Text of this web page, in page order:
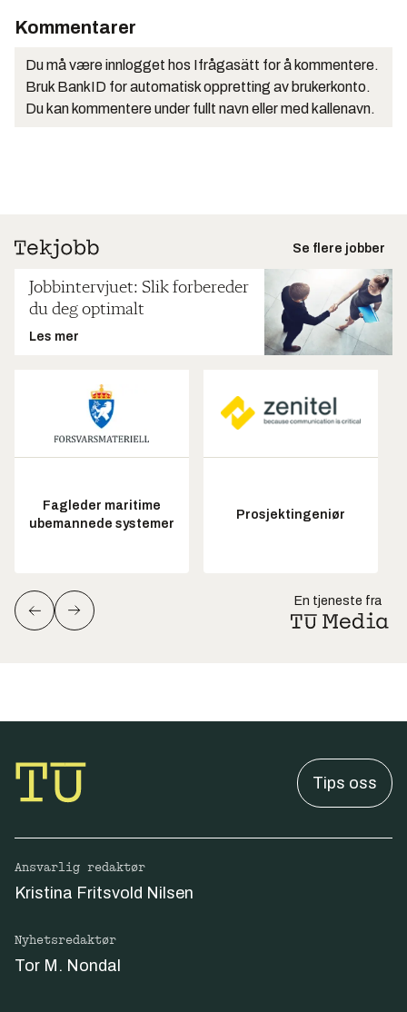
Kommentarer
Du må være innlogget hos Ifrågasätt for å kommentere.
Bruk BankID for automatisk oppretting av brukerkonto.
Du kan kommentere under fullt navn eller med kallenavn.
Se flere jobber
Jobbintervjuet: Slik forbereder
du deg optimalt
Les mer
Fagleder maritime
ubemannede systemer
Prosjektingeniør
En tjeneste fra
Tips oss
Ansvarlig redaktør
Kristina Fritsvold Nilsen
Nyhetsredaktør
Tor M. Nondal